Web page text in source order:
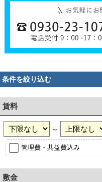
条件を絞り込む
賃料
～
管理費・共益費込み
敷金